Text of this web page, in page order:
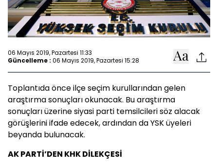
06 Mayıs 2019, Pazartesi 11:33
Güncelleme : 06 Mayıs 2019, Pazartesi 15:28
Toplantıda önce ilçe seçim kurullarından gelen
araştırma sonuçları okunacak. Bu araştırma
sonuçları üzerine siyasi parti temsilcileri söz alacak
görüşlerini ifade edecek, ardından da YSK üyeleri
beyanda bulunacak.
AK PARTİ’DEN KHK DİLEKÇESİ